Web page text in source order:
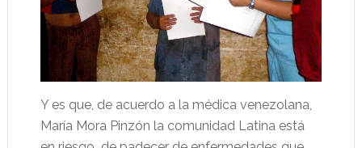
Y es que, de acuerdo a la médica venezolana,
María Mora Pinzón la comunidad Latina está